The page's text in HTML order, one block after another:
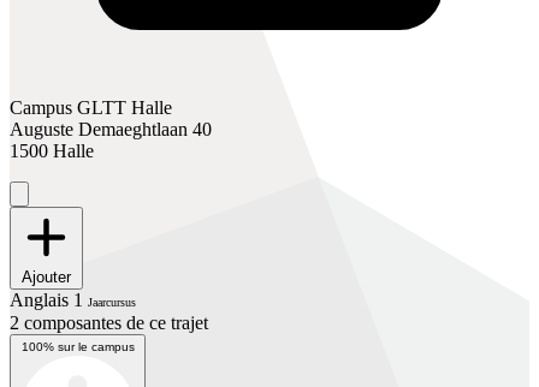
Campus GLTT Halle
Auguste Demaeghtlaan 40
1500 Halle
Ajouter
Anglais 1 Jaarcursus
2 composantes de ce trajet
100% sur le campus